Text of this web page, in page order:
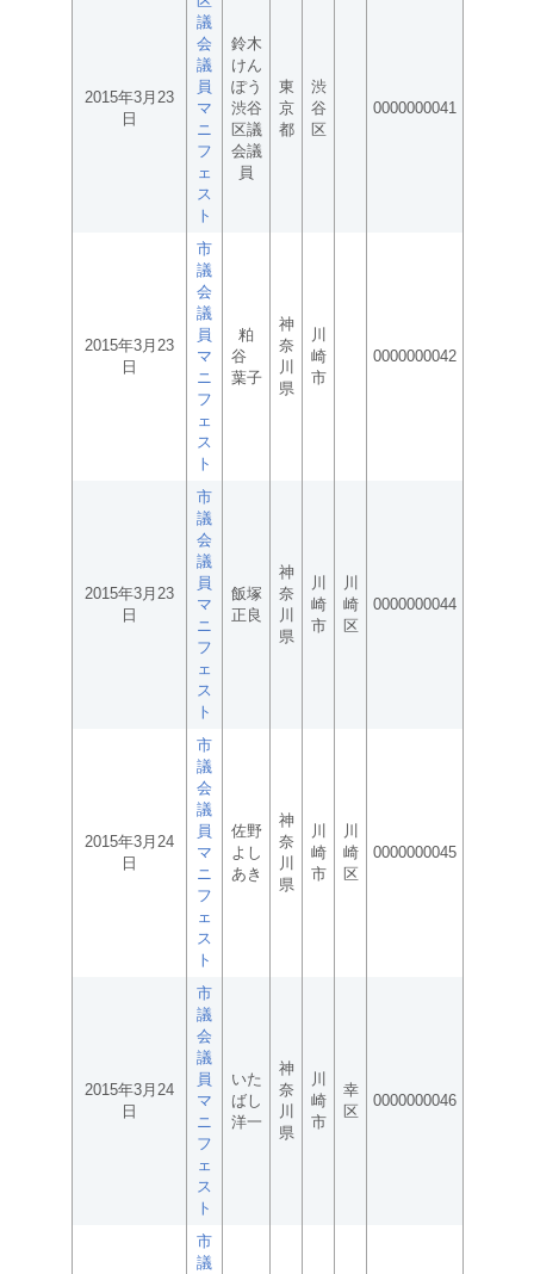
2015年3月23
日
議
会
議
員
マ
ニ
フ
ェ
ス
ト
鈴木
けん
ぽう
渋谷
区議
会議
員
東
京
都
渋
谷
区
0000000041
2015年3月23
日
市
議
会
議
員
マ
ニ
フ
ェ
ス
ト
粕
谷
葉子
神
奈
川
県
川
崎
市
0000000042
2015年3月23
日
市
議
会
議
員
マ
ニ
フ
ェ
ス
ト
飯塚
正良
神
奈
川
県
川
崎
市
川
崎
区
0000000044
2015年3月24
日
市
議
会
議
員
マ
ニ
フ
ェ
ス
ト
佐野
よし
あき
神
奈
川
県
川
崎
市
川
崎
区
0000000045
2015年3月24
日
市
議
会
議
員
マ
ニ
フ
ェ
ス
ト
いた
ばし
洋一
神
奈
川
県
川
崎
市
幸
区
0000000046
市
議